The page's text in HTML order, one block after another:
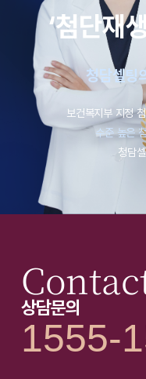
‘첨단재
청담셀팅
보건복지부 지정
수준 높은
청담
상담문의
1555-